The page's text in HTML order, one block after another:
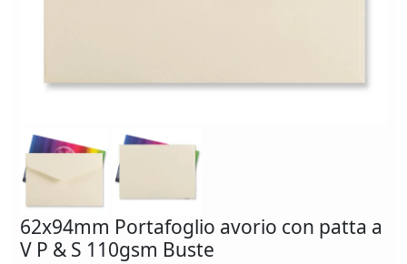
62x94mm Portafoglio avorio con patta a
V P & S 110gsm Buste